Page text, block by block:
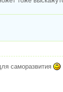
саморазвития